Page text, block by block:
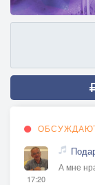
17:20
А мне